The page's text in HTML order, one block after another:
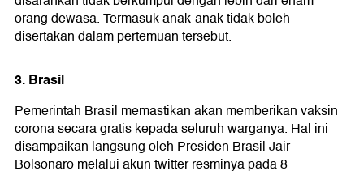
orang dewasa. Termasuk anak-anak tidak boleh
disertakan dalam pertemuan tersebut.
3. Brasil
Pemerintah Brasil memastikan akan memberikan vaksin
corona secara gratis kepada seluruh warganya. Hal ini
disampaikan langsung oleh Presiden Brasil Jair
Bolsonaro melalui akun twitter resminya pada 8